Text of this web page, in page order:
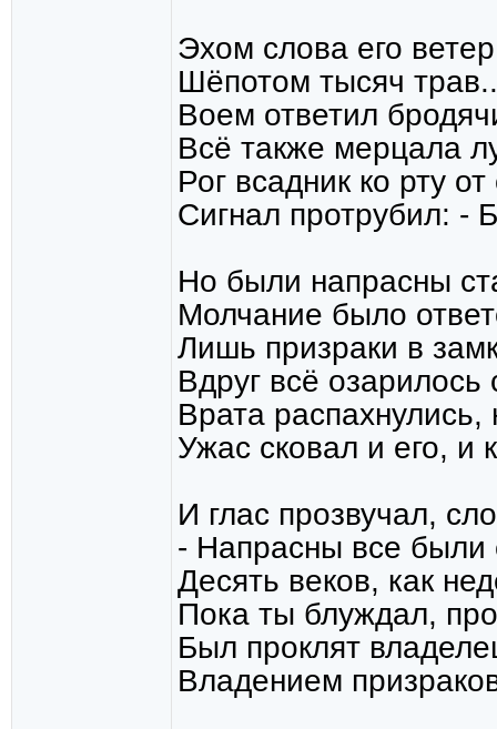
Эхом слова его
Шёпотом тысяч
Воем ответил
Всё также мерцала
Рог всадник ко рту
Сигнал протрубил: -
Но были напрасны
Молчание было
Лишь призраки в
Вдруг всё озарилось
Врата распахнулись,
Ужас сковал и его, и
И глас прозвучал,
- Напрасны все были
Десять веков, как
Пока ты блуждал,
Был проклят
Владением